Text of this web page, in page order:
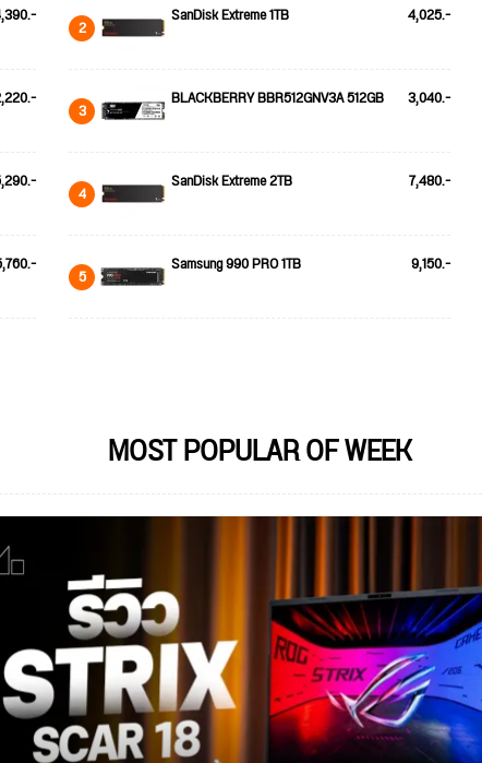
2 SanDisk Extreme 1TB 4,025.-
3 BLACKBERRY BBR512GNV3A 512GB 3,040.-
4 SanDisk Extreme 2TB 7,480.-
5 Samsung 990 PRO 1TB 9,150.-
MOST POPULAR OF WEEK